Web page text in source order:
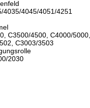
4035/4045/4051/4251
C3500/4500, C4000/
C3003/3503
2030